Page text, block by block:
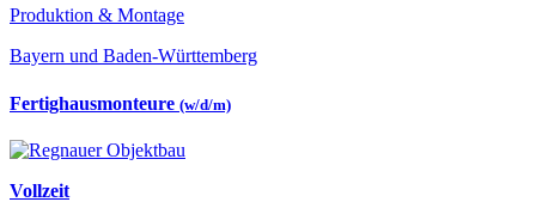
Produktion & Montage
Bayern und Baden-Württemberg
Fertighausmonteure (w/d/m)
Vollzeit